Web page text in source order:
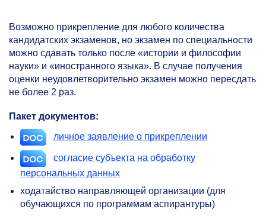
Возможно прикрепление для любого количества
кандидатских экзаменов, но экзамен по специальности
можно сдавать только после «истории и философии
науки» и «иностранного языка». В случае получения
оценки неудовлетворительно экзамен можно пересдать
не более 2 раз.
Пакет документов:
личное заявление о прикреплении
согласие субъекта на обработку
персональных данных
ходатайство направляющей организации (для
обучающихся по программам аспирантуры)